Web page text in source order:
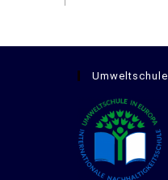
Umweltschule